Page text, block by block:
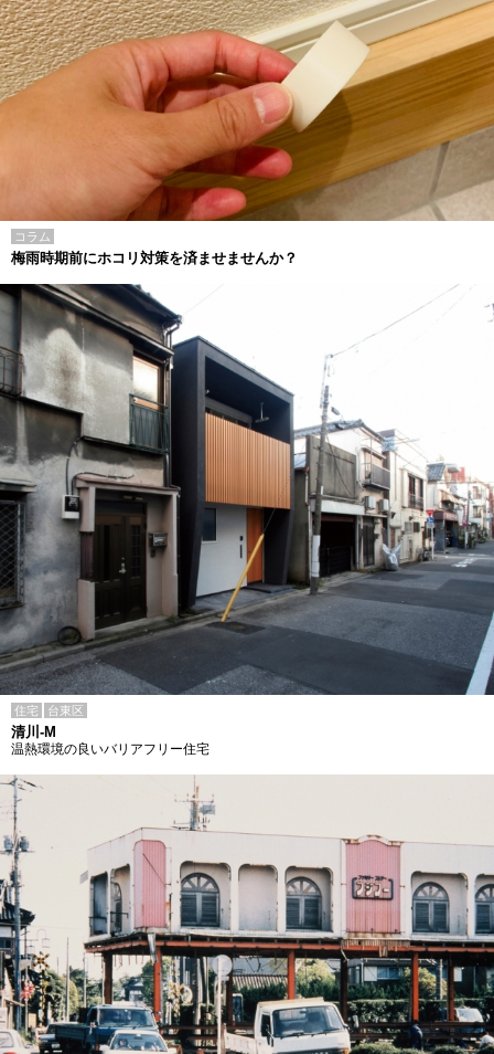
コラム
梅雨時期前にホコリ対策を済ませませんか？
住宅 台東区
清川-M
温熱環境の良いバリアフリー住宅